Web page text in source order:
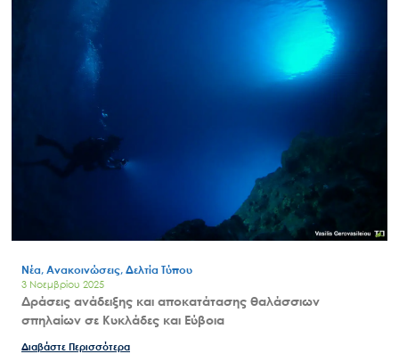
Νέα, Ανακοινώσεις, Δελτία Τύπου
3 Νοεμβρίου 2025
Δράσεις ανάδειξης και αποκατάτασης θαλάσσιων
σπηλαίων σε Κυκλάδες και Εύβοια
Διαβάστε Περισσότερα